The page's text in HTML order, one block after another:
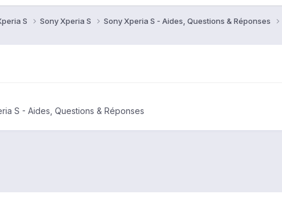
S Sony Xperia S Sony Xperia S - Aides, Questions & Réponses
S - Aides, Questions & Réponses